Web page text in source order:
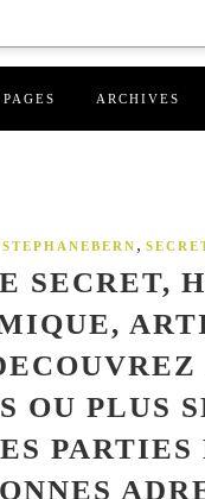
PAGES ARCHIVES
STEPHANEBERN ,
SECRET,
OU PLUS
PARTIES